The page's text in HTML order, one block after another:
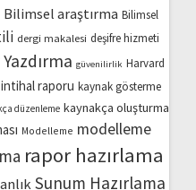
Bilimsel araştırma Bilimsel
dergi makalesi deşifre hizmeti
Yazdırma güvenilirlik Harvard
intihal raporu kaynak gösterme
düzenleme kaynakça oluşturma
Modelleme modelleme
rapor hazırlama
Sunum Hazırlama